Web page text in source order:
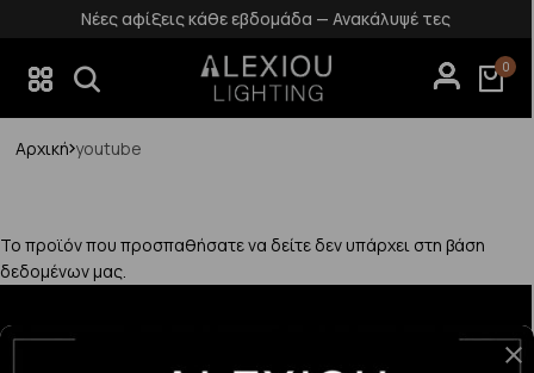
Νέες αφίξεις κάθε εβδομάδα — Ανακάλυψέ τες
0
Αρχική youtube
Το προϊόν που προσπαθήσατε να δείτε δεν υπάρχει στη βάση
δεδομένων μας.